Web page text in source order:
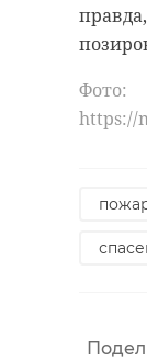
Фото:
https://